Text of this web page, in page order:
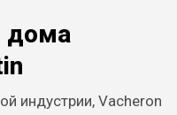
дома
индустрии, Vacheron